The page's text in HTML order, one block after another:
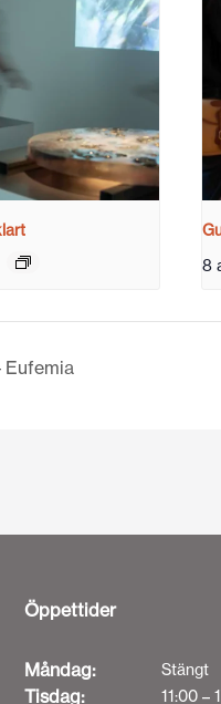
8
Eufemia
Öppettider
Måndag: Stängt
Tisdag: 11:00 –